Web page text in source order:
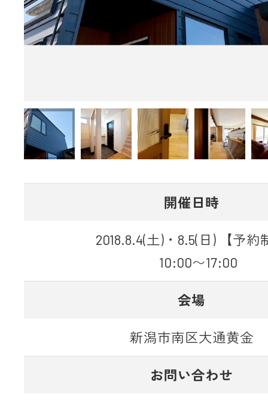
開催日時
2018.8.4(土)・8.5(日) 【予約
10:00〜17:00
会場
新潟市南区大通黄金
お問い合わせ